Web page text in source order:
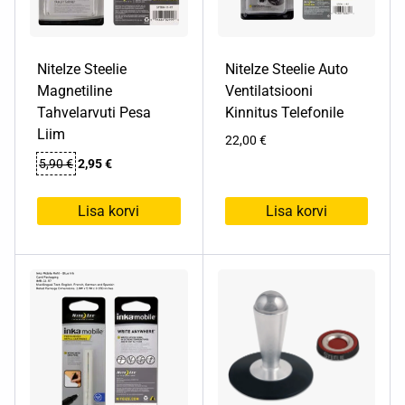
tootelehel.
NiteIze Steelie
Magnetiline
Tahvelarvuti Pesa
Liim
5,90€ Algne
oli:
5,90 €.
2,95€Praegune
on:
2,95 €.
Lisa korvi
NiteIze Steelie Auto
Ventilatsiooni
Kinnitus Telefonile
22,00 €
Lisa korvi